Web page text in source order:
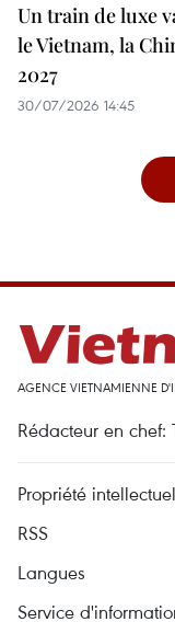
Un train de luxe
le Vietnam, la
2027
30/07/2026 14:45
AGENCE VIETNAMIENNE
Rédacteur en chef:
Propriété
RSS
Langues
Service